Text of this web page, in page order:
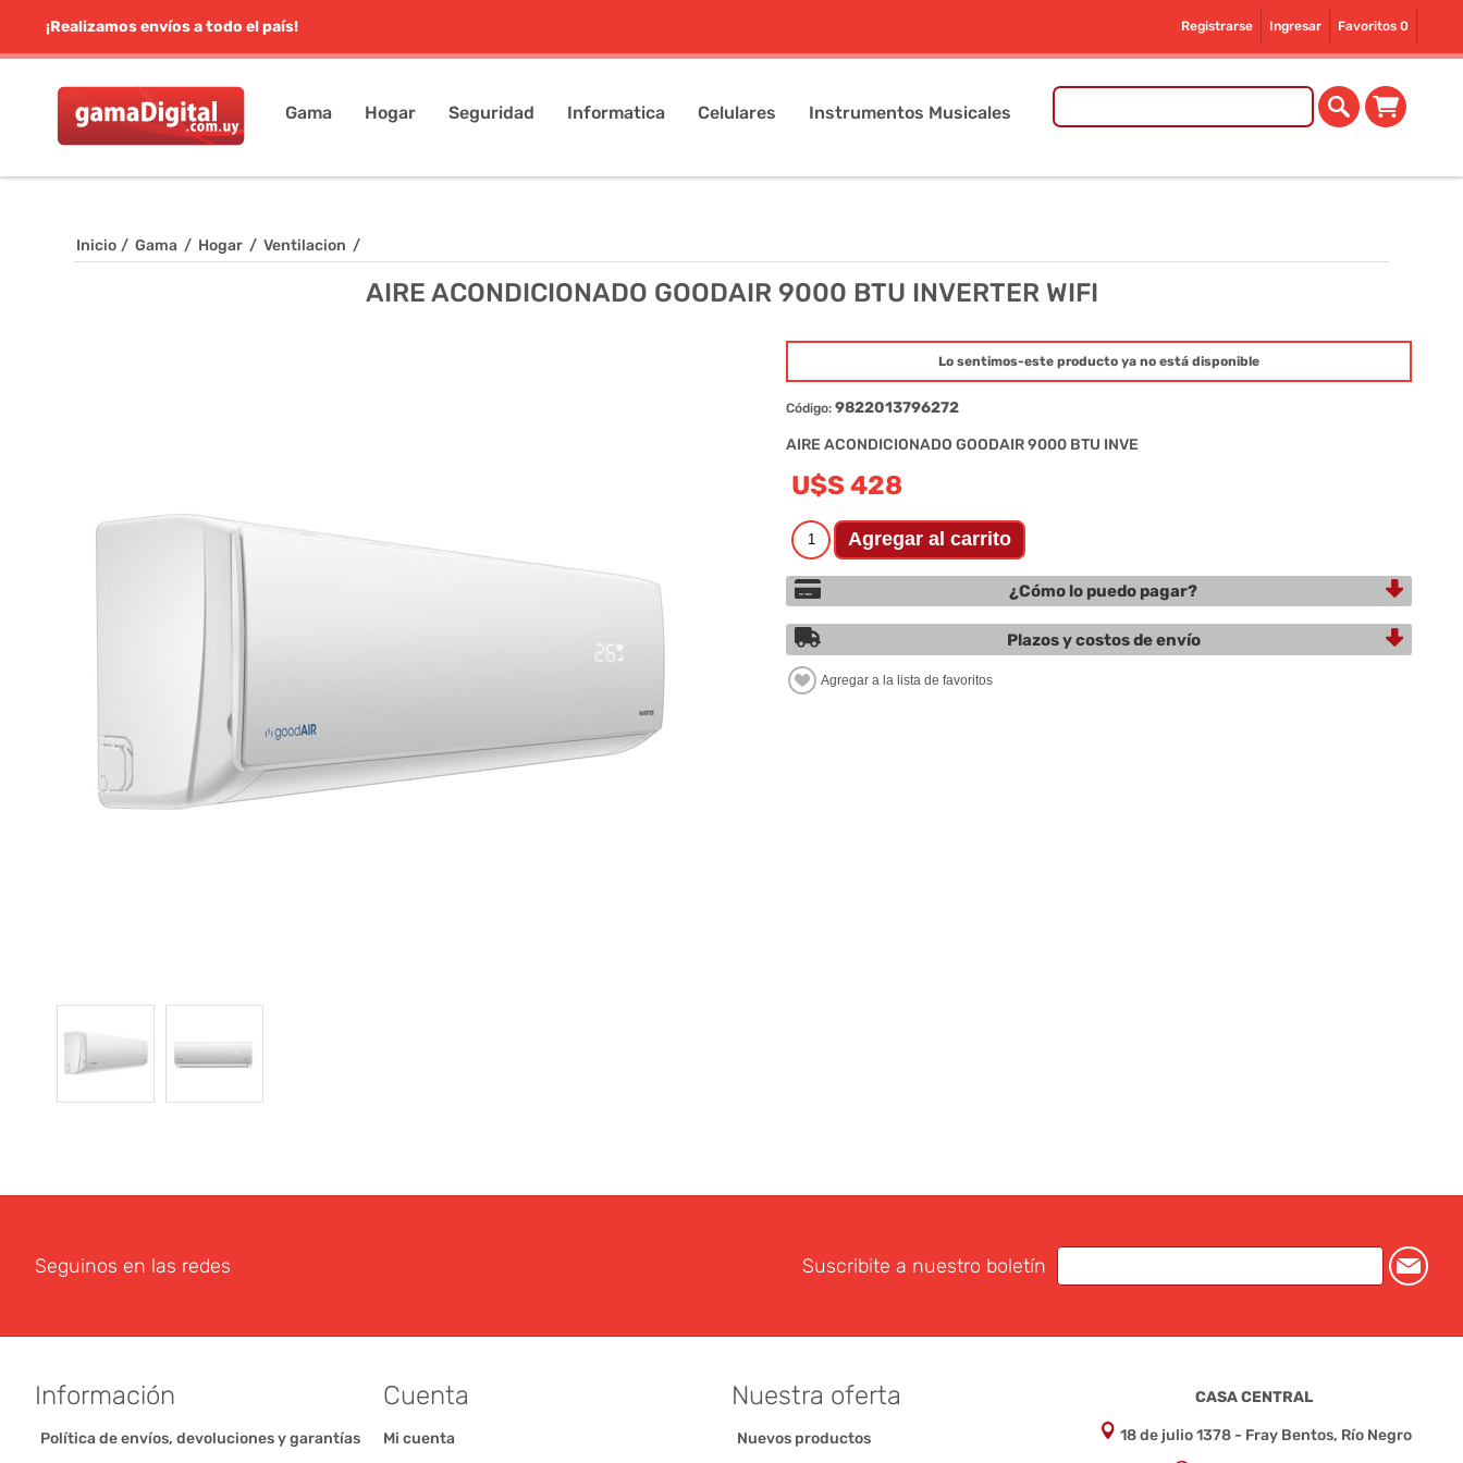
Registrarse Ingresar Favoritos 0
¡Realizamos envíos a todo el país!
Gama Hogar Seguridad Informatica Celulares Instrumentos Musicales
Inicio / Gama / Hogar / Ventilacion /
AIRE ACONDICIONADO GOODAIR 9000 BTU INVERTER WIFI
Lo sentimos-este producto ya no está disponible
Código: 9822013796272
AIRE ACONDICIONADO GOODAIR 9000 BTU INVE
U$S 428
¿Cómo lo puedo pagar?
Plazos y costos de envío
Seguinos en las redes Suscribite a nuestro boletín
Información
Política de envíos, devoluciones y garantías
Cuenta
Mi cuenta
Nuestra oferta
Nuevos productos
CASA CENTRAL
18 de julio 1378 - Fray Bentos, Río Negro